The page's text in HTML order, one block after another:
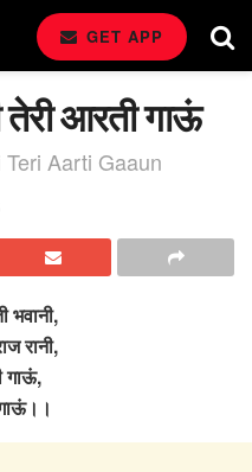
GET APP
आरती गाऊं
Aarti Gaaun
भवानी,
रानी,
गाऊं,